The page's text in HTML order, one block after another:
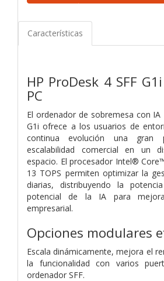
Características
HP ProDesk 4 SFF
PC
El ordenador de sobremesa con IA
G1i ofrece a los usuarios de
continua evolución una gran
escalabilidad comercial en un
espacio. El procesador Intel®
13 TOPS permiten optimizar la
diarias, distribuyendo la
potencial de la IA para
empresarial.
Opciones modulares
Escala dinámicamente, mejora el
la funcionalidad con varios
ordenador SFF.